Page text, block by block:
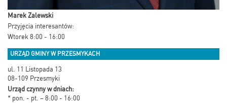
Marek Zalewski
Przyjęcia interesantów:
Wtorek 8:00 - 16:00
URZĄD GMINY W PRZESMYKACH
ul. 11 Listopada 13
08-109 Przesmyki
Urząd czynny w dniach:
* pon. - pt. – 8:00 - 16:00